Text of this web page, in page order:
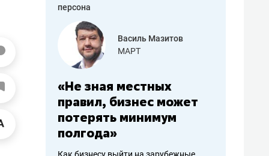
персона
работа
Василь Мазитов
МАРТ
«Не зная местных
правил, бизнес может
потерять минимум
полгода»